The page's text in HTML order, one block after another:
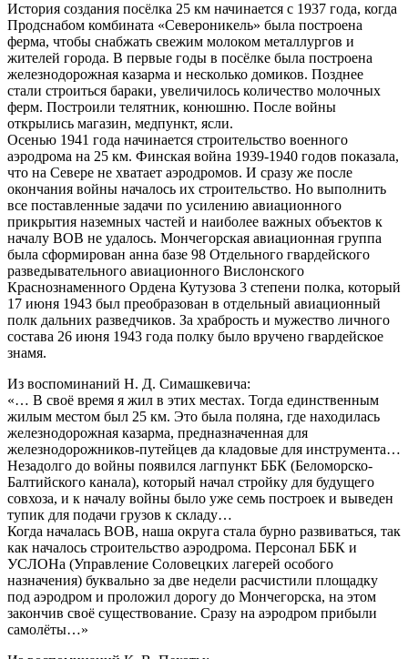
История создания посёлка 25 км начинается с 1937 года, когда
Продснабом комбината «Североникель» была построена
ферма, чтобы снабжать свежим молоком металлургов и
жителей города. В первые годы в посёлке была построена
железнодорожная казарма и несколько домиков. Позднее
стали строиться бараки, увеличилось количество молочных
ферм. Построили телятник, конюшню. После войны
открылись магазин, медпункт, ясли.
Осенью 1941 года начинается строительство военного
аэродрома на 25 км. Финская война 1939-1940 годов показала,
что на Севере не хватает аэродромов. И сразу же после
окончания войны началось их строительство. Но выполнить
все поставленные задачи по усилению авиационного
прикрытия наземных частей и наиболее важных объектов к
началу ВОВ не удалось. Мончегорская авиационная группа
была сформирован анна базе 98 Отдельного гвардейского
разведывательного авиационного Вислонского
Краснознаменного Ордена Кутузова 3 степени полка, который
17 июня 1943 был преобразован в отдельный авиационный
полк дальних разведчиков. За храбрость и мужество личного
состава 26 июня 1943 года полку было вручено гвардейское
знамя.
Из воспоминаний Н. Д. Симашкевича:
«… В своё время я жил в этих местах. Тогда единственным
жилым местом был 25 км. Это была поляна, где находилась
железнодорожная казарма, предназначенная для
железнодорожников-путейцев да кладовые для инструмента…
Незадолго до войны появился лагпункт ББК (Беломорско-
Балтийского канала), который начал стройку для будущего
совхоза, и к началу войны было уже семь построек и выведен
тупик для подачи грузов к складу…
Когда началась ВОВ, наша округа стала бурно развиваться, так
как началось строительство аэродрома. Персонал ББК и
УСЛОНа (Управление Соловецких лагерей особого
назначения) буквально за две недели расчистили площадку
под аэродром и проложил дорогу до Мончегорска, на этом
закончив своё существование. Сразу на аэродром прибыли
самолёты…»